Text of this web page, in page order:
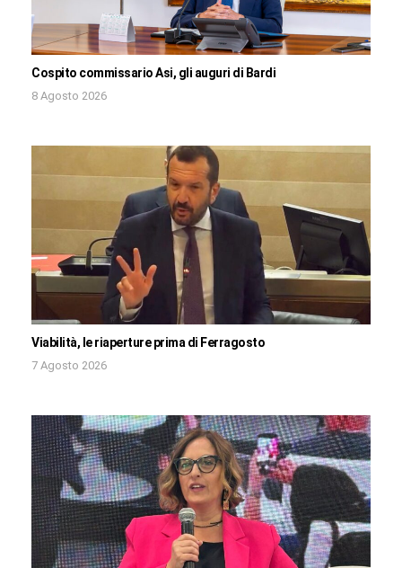
Cospito commissario Asi, gli auguri di Bardi
8 Agosto 2026
Viabilità, le riaperture prima di Ferragosto
7 Agosto 2026